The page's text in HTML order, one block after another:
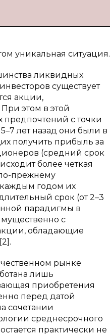
уникальная ситуация.
ликвидных
существует
акции,
этом в этой
предпочтений с точки
лет назад они были в
получить прибыль за
(средний срок
более четкая
прежнему
каждым годом их
срок (от 2–3
парадигмы в
с
обладающие
рынке
лишь
приобретения
перед датой
сочетании
среднесрочного
практически не